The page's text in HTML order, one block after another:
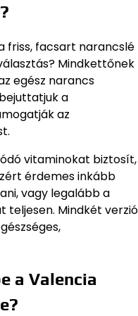
friss, facsart narancslé
Mindkettőnek
egész narancs
a
az
vitaminokat biztosít,
érdemes inkább
vagy legalább a
teljesen. Mindkét verzió
a Valencia